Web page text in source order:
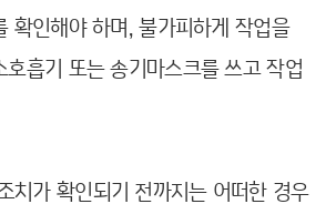
확인해야 하며, 불가피하게 작업을
흡기 또는 송기마스크를 쓰고 작업
치가 확인되기 전까지는 어떠한 경우